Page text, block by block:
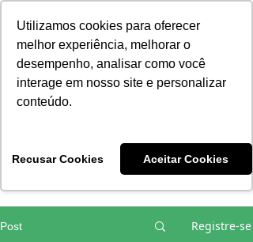
Utilizamos cookies para oferecer
melhor experiência, melhorar o
desempenho, analisar como você
interage em nosso site e personalizar
conteúdo.
Recusar Cookies Aceitar Cookies
Vivências e Cursos Iniciáticos
Post Registre-se